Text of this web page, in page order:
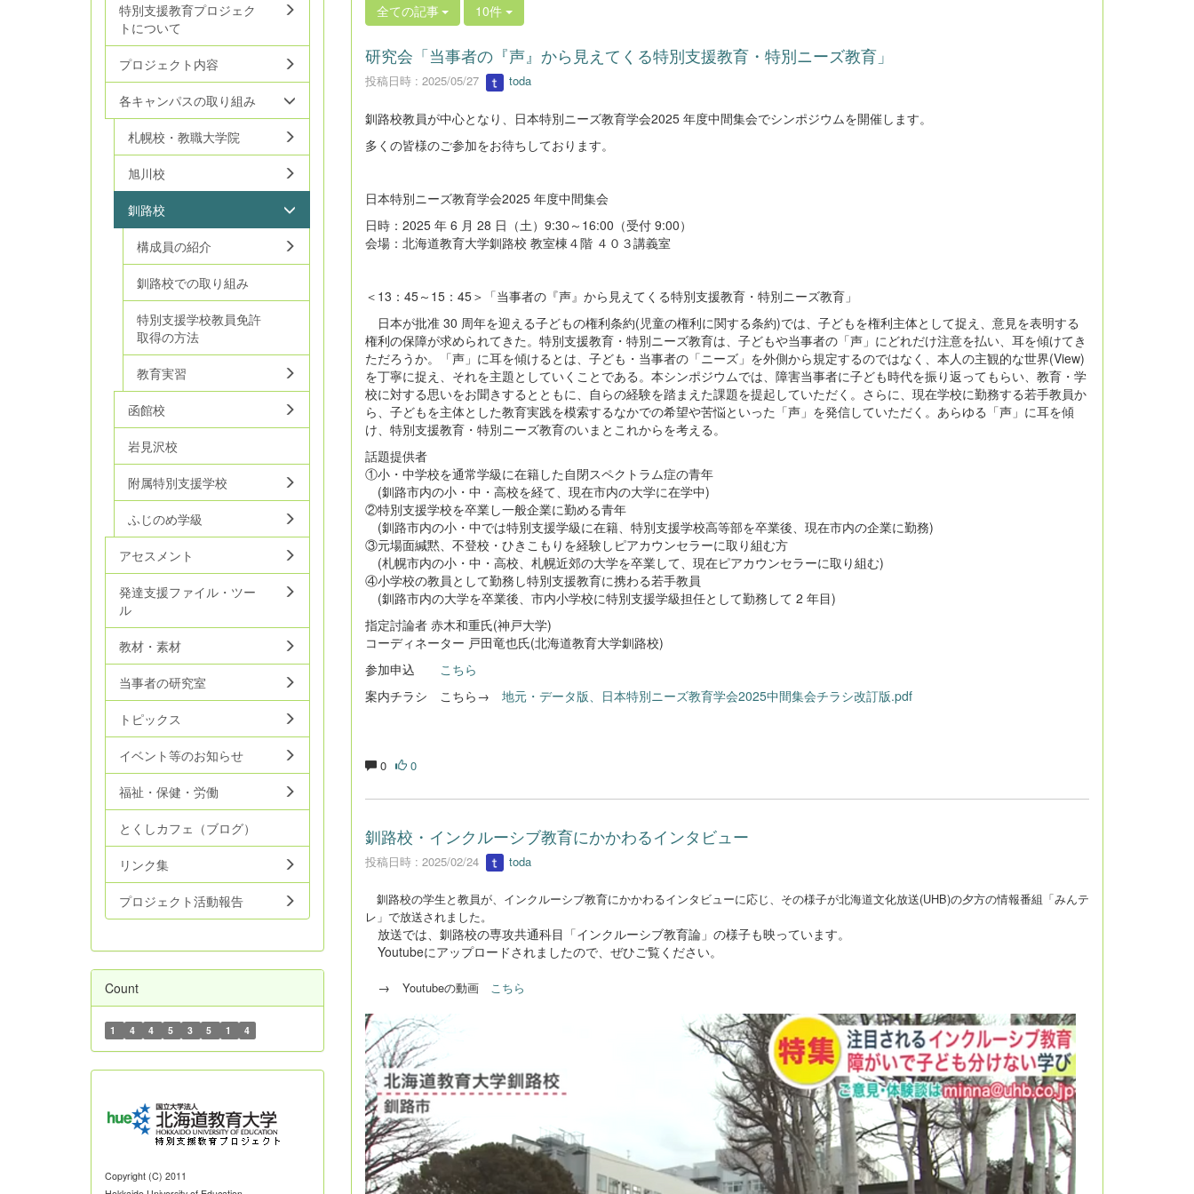
全ての記事 10件
研究会「当事者の『声』から見えてくる特別支援教育・特別ニーズ教育」
投稿日時 : 2025/05/27 toda
釧路校教員が中心となり、日本特別ニーズ教育学会2025 年度中間集会でシンポジウムを開催します。
多くの皆様のご参加をお待ちしております。
日本特別ニーズ教育学会2025 年度中間集会
日時：2025 年 6 月 28 日（土）9:30～16:00（受付 9:00）
会場：北海道教育大学釧路校 教室棟４階 ４０３講義室
＜13：45～15：45＞「当事者の『声』から見えてくる特別支援教育・特別ニーズ教育」
日本が批准 30 周年を迎える子どもの権利条約(児童の権利に関する条約)では、子どもを権利主体として捉え、意見を表明する
権利の保障が求められてきた。特別支援教育・特別ニーズ教育は、子どもや当事者の「声」にどれだけ注意を払い、耳を傾けてき
ただろうか。「声」に耳を傾けるとは、子ども・当事者の「ニーズ」を外側から規定するのではなく、本人の主観的な世界(View)
を丁寧に捉え、それを主題としていくことである。本シンポジウムでは、障害当事者に子ども時代を振り返ってもらい、教育・学
校に対する思いをお聞きするとともに、自らの経験を踏まえた課題を提起していただく。さらに、現在学校に勤務する若手教員か
ら、子どもを主体とした教育実践を模索するなかでの希望や苦悩といった「声」を発信していただく。あらゆる「声」に耳を傾
け、特別支援教育・特別ニーズ教育のいまとこれからを考える。
話題提供者
①小・中学校を通常学級に在籍した自閉スペクトラム症の青年
(釧路市内の小・中・高校を経て、現在市内の大学に在学中)
②特別支援学校を卒業し一般企業に勤める青年
(釧路市内の小・中では特別支援学級に在籍、特別支援学校高等部を卒業後、現在市内の企業に勤務)
③元場面緘黙、不登校・ひきこもりを経験しピアカウンセラーに取り組む方
(札幌市内の小・中・高校、札幌近郊の大学を卒業して、現在ピアカウンセラーに取り組む)
④小学校の教員として勤務し特別支援教育に携わる若手教員
(釧路市内の大学を卒業後、市内小学校に特別支援学級担任として勤務して 2 年目)
指定討論者 赤木和重氏(神戸大学)
コーディネーター 戸田竜也氏(北海道教育大学釧路校)
参加申込
こちら
案内チラシ こちら→ 地元・データ版、日本特別ニーズ教育学会2025中間集会チラシ改訂版.pdf
0 0
釧路校・インクルーシブ教育にかかわるインタビュー
投稿日時 : 2025/02/24 toda
釧路校の学生と教員が、インクルーシブ教育にかかわるインタビューに応じ、その様子が北海道文化放送(UHB)の夕方の情報番組「みんテ
レ」で放送されました。
放送では、釧路校の専攻共通科目「インクルーシブ教育論」の様子も映っています。
Youtubeにアップロードされましたので、ぜひご覧ください。
→ Youtubeの動画 こちら
特別支援教育プロジェク
トについて
プロジェクト内容
各キャンパスの取り組み
札幌校・教職大学院
旭川校
釧路校
構成員の紹介
釧路校での取り組み
特別支援学校教員免許
取得の方法
教育実習
函館校
岩見沢校
附属特別支援学校
ふじのめ学級
アセスメント
発達支援ファイル・ツー
ル
教材・素材
当事者の研究室
トピックス
イベント等のお知らせ
福祉・保健・労働
とくしカフェ（ブログ）
リンク集
プロジェクト活動報告
Count
1 4 4 5 3 5 1 4
Copyright (C) 2011